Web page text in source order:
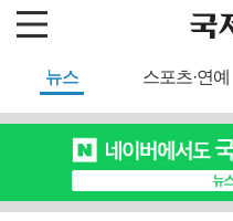
뉴스 스포츠·연예